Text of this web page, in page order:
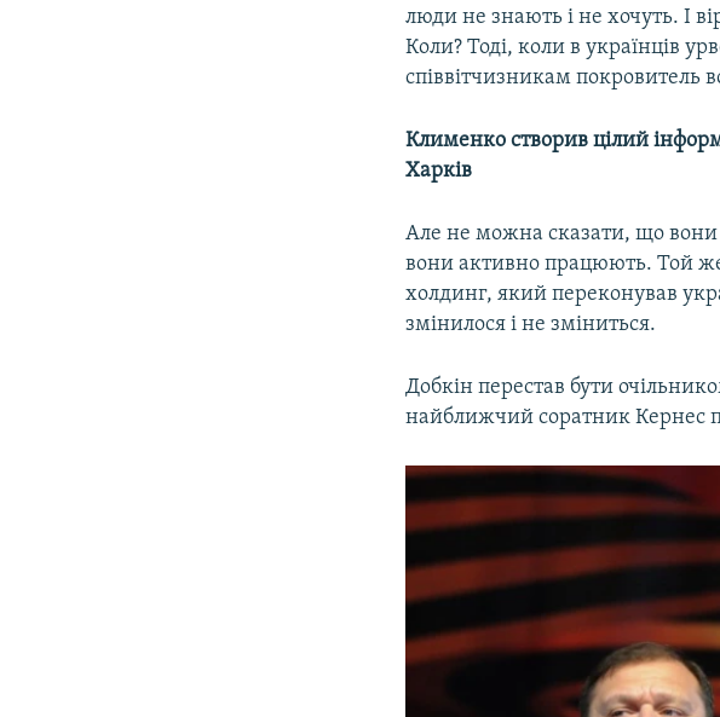
люди не знають і не хочуть. І
Коли? Тоді, коли в українців
співвітчизникам покровитель
Клименко створив цілий
Харків
Але не можна сказати, що вони
вони активно працюють. Той
холдинг, який переконував
змінилося і не зміниться.
Добкін перестав бути
найближчий соратник Кернес